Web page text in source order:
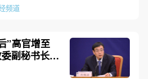
频道
”高官增至
副秘书长程
长